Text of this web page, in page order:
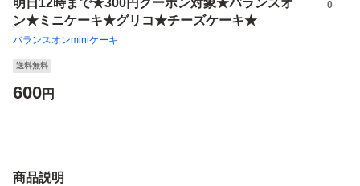
明日12時まで★300円クーポン対象★バランスオ
ン★ミニケーキ★グリコ★チーズケーキ★
バランスオンminiケーキ
0
送料無料
600円
商品説明